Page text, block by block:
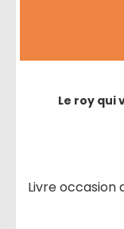
Le roy qui
Livre occasion